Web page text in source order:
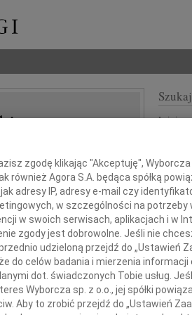
Imię i
INNE
Z
Z
Z
zgodę klikając "Akceptuję",
również Agora S.A. będąca spółką
adresy IP, adresy e-mail czy
w szczególności na potrzeby
w swoich serwisach, aplikacjach i w
zgody jest dobrowolne. Jeśli nie
udzieloną przejdź do „Ustawień
do celów badania i mierzenia
dot. świadczonych Tobie usług.
Wyborcza sp. z o.o., jej spółki
Aby to zrobić przejdź do „Ustawień